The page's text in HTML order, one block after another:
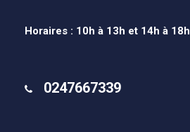
Horaires : 10h à 13h et 14h à 18h
0247667339